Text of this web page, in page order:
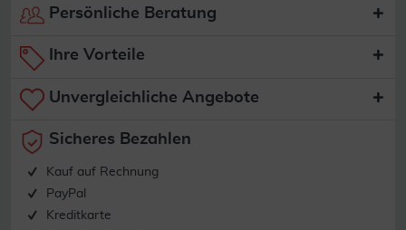
Persönliche Beratung
Ihre Vorteile
Unvergleichliche Angebote
Sicheres Bezahlen
Kauf auf Rechnung
PayPal
Kreditkarte